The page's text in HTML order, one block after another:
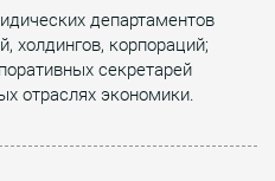
департаментов
холдингов, корпораций;
секретарей
отраслях экономики.